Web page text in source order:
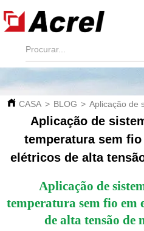
CASA > BLOG > Aplicação de
Aplicação de
temperatura sem
elétricos de alta